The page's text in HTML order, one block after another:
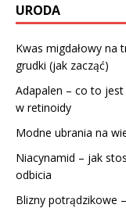
URODA
Kwas migdałowy na
grudki (jak zacząć)
Adapalen – co to
w retinoidy
Modne ubrania na
Niacynamid – jak
odbicia
Blizny potrądzikowe